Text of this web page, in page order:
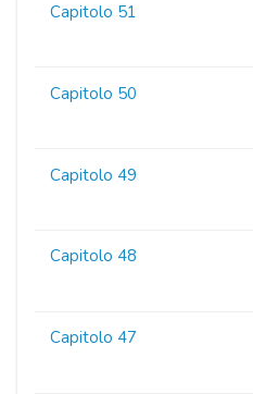
Capitolo 51
Capitolo 50
Capitolo 49
Capitolo 48
Capitolo 47